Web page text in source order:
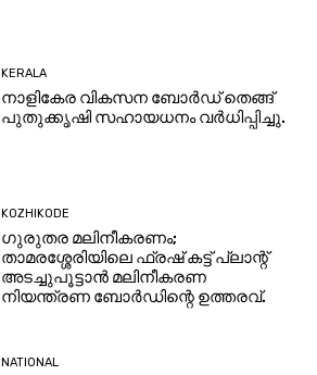
KERALA
നാളികേര വികസന ബോർഡ് തെങ്ങ്
പുതുക്കൃഷി സഹായധനം വർധിപ്പിച്ചു.
KOZHIKODE
ഗുരുതര മലിനീകരണം;
താമരശ്ശേരിയിലെ ഫ്രഷ് കട്ട് പ്ലാന്റ്
അടച്ചുപൂട്ടാൻ മലിനീകരണ
നിയന്ത്രണ ബോർഡിന്റെ ഉത്തരവ്.
NATIONAL